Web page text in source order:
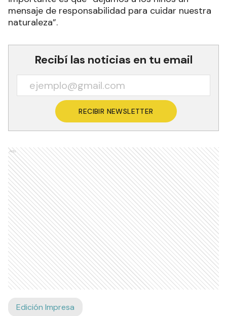
mensaje de responsabilidad para cuidar nuestra
naturaleza”.
Recibí las noticias en tu email
RECIBIR NEWSLETTER
Ads
Edición Impresa